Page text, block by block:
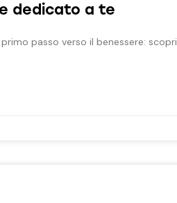
dedicato a te
passo verso il benessere: